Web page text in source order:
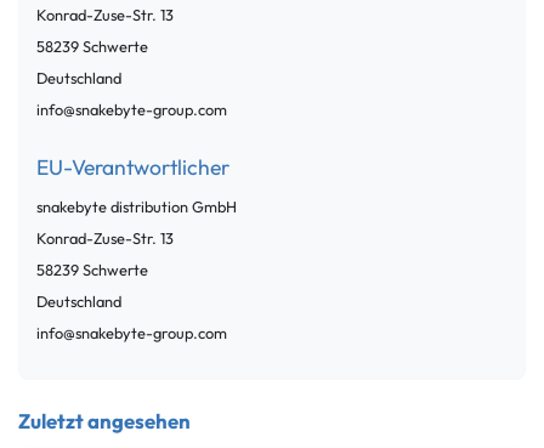
Konrad-Zuse-Str. 13
58239Schwerte
Deutschland
info@snakebyte-group.com
EU-Verantwortlicher
snakebyte distribution GmbH
Konrad-Zuse-Str. 13
58239Schwerte
Deutschland
info@snakebyte-group.com
Zuletzt angesehen